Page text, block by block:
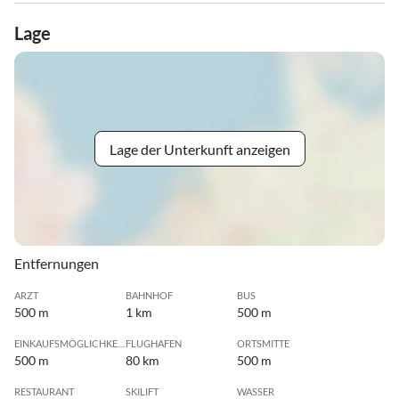
Lage
Lage der Unterkunft anzeigen
Entfernungen
ARZT
500 m
BAHNHOF
1 km
BUS
500 m
500 m
FLUGHAFEN
80 km
ORTSMITTE
500 m
RESTAURANT SKILIFT WASSER